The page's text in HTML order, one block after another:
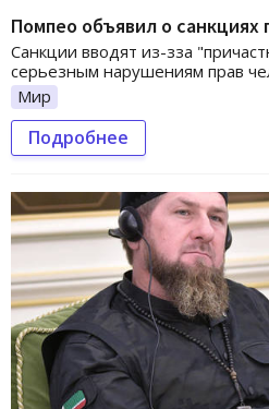
Помпео объявил о санкциях
Санкции вводят из-зза
серьезным нарушениям прав
Мир
Подробнее